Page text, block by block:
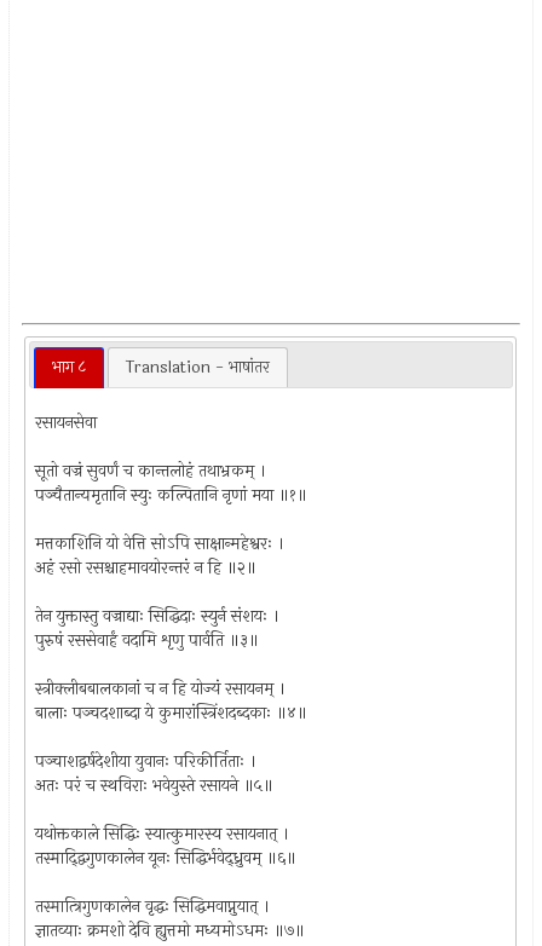
भाग ८ Translation - भाषांतर
रसायनसेवा
सूतो वज्रं सुवर्णं च कान्तलोहं तथाभ्रकम् ।
पञ्चैतान्यमृतानि स्युः कल्पितानि नृणां मया ॥१॥
मत्तकाशिनि यो वेत्ति सोऽपि साक्षान्महेश्वरः ।
अहं रसो रसश्चाहमावयोरन्तरं न हि ॥२॥
तेन युक्तास्तु वज्राद्याः सिद्धिदाः स्युर्न संशयः ।
पुरुषं रससेवार्हं वदामि शृणु पार्वति ॥३॥
स्त्रीक्लीबबालकानां च न हि योज्यं रसायनम् ।
बालाः पञ्चदशाब्दा ये कुमारांस्त्रिंशदब्दकाः ॥४॥
पञ्चाशद्वर्षदेशीया युवानः परिकीर्तिताः ।
अतः परं च स्थविराः भवेयुस्ते रसायने ॥५॥
यथोक्तकाले सिद्धिः स्यात्कुमारस्य रसायनात् ।
तस्माद्द्विगुणकालेन यूनः सिद्धिर्भवेद्ध्रुवम् ॥६॥
तस्मात्त्रिगुणकालेन वृद्धः सिद्धिमवाप्नुयात् ।
ज्ञातव्याः क्रमशो देवि ह्युत्तमो मध्यमोऽधमः ॥७॥